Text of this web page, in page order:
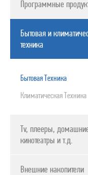
Программные
Бытовая и
техника
Бытовая Техника
Климатическая Техника
Tv, плееры,
кинотеатры и т.д.
Внешние накопители